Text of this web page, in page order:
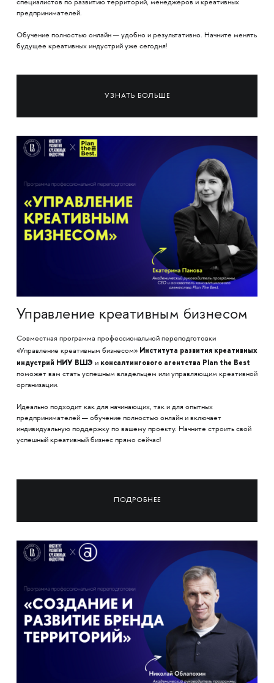
специалистов по развитию территорий, менеджеров и креативных
предпринимателей.
Обучение полностью онлайн — удобно и результативно. Начните менять
будущее креативных индустрий уже сегодня!
УЗНАТЬ БОЛЬШЕ
Управление креативным бизнесом
Совместная программа профессиональной переподготовки
«Управление креативным бизнесом» Института развития креативных
индустрий НИУ ВШЭ и консалтингового агентства Plan the Best
поможет вам стать успешным владельцем или управляющим креативной
организации.
Идеально подходит как для начинающих, так и для опытных
предпринимателей — обучение полностью онлайн и включает
индивидуальную поддержку по вашему проекту. Начните строить свой
успешный креативный бизнес прямо сейчас!
ПОДРОБНЕЕ